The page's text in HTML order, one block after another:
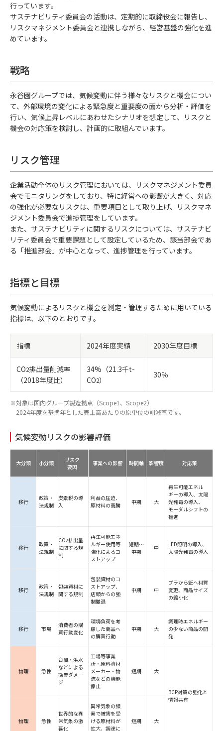
行っています。
サステナビリティ委員会の活動は、定期的に取締役会に報告し、
リスクマネジメント委員会と連携しながら、経営基盤の強化を進
めています。
戦略
永谷園グループでは、気候変動に伴う様々なリスクと機会につい
て、外部環境の変化による緊急度と重要度の面から分析・評価を
行い、気候上昇レベルにあわせたシナリオを想定して、リスクと
機会の対応策を検討し、計画的に取組んでいます。
リスク管理
企業活動全体のリスク管理においては、リスクマネジメント委員
会でモニタリングをしており、特に経営への影響が大きく、対応
の強化が必要なリスクは、重要項目として取り上げ、リスクマネ
ジメント委員会で進捗管理をしています。
また、サステナビリティに関するリスクについては、サステナビ
リティ委員会で重要課題として設定しているため、該当部会であ
る「推進部会」が中心となって、進捗管理を行っています。
指標と目標
気候変動によるリスクと機会を測定・管理するために用いている
指標は、以下のとおりです。
指標 2024年度実績 2030年度目標
CO2排出量削減率
（2018年度比）
34%（21.3千t-
CO2）
30％
※対象は国内グループ製造拠点（Scope1、Scope2）
2024年度を基準年とした売上高あたりの原単位の削減率です。
気候変動リスクの影響評価
大分類 小分類
リスク
要因
事業への影響 時間軸 影響度 対応策
移行
政策・
法規制
炭素税の導
入
利益の圧迫、
原材料の高騰
中期 大
再生可能エネル
ギーの導入、 太陽
光発電の導入、
モーダルシフトの
推進
移行
政策・
法規制
CO2排出量
に関する規
制
再生可能エネ
ルギー使用等
強化によるコ
ストアップ
短期～
中期
中
LED照明の導入、
太陽光発電の導入
移行
政策・
法規制
包装資材に
関する規制
包装資材のコ
ストアップ、
店頭からの強
制撤退
中期 中
プラから紙へ材質
変更、 商品サイズ
の縮小化
移行 市場
消費者の購
買行動変化
環境負荷を考
慮した商品へ
の購買行動
中期 大
調理時エネルギー
の少ない商品の開
発
物理 急性
台風・洪水
などによる
操業ダメー
ジ
工場等事業
所・ 原料資材
メーカー・ 物
流などの機能
停止
短期 大
BCP対策の強化と
情報共有
物理 急性
世界的な異
常気象の激
甚化
異常気象の頻
発で被害を受
ける原材料が
拡大、 調達に
短期 大